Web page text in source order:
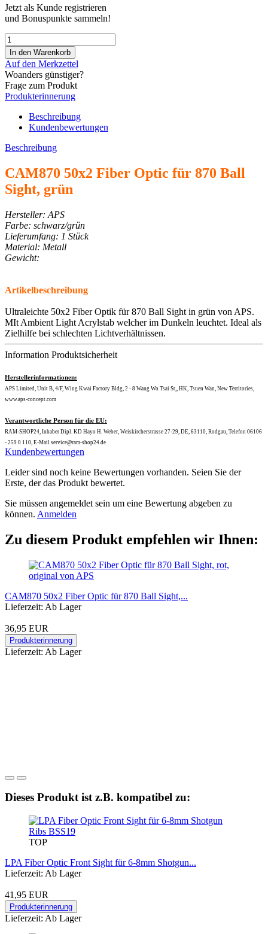
Jetzt als Kunde registrieren
und Bonuspunkte sammeln!
Auf den Merkzettel
Woanders günstiger?
Frage zum Produkt
Produkterinnerung
Beschreibung
Kundenbewertungen
Beschreibung
CAM870 50x2 Fiber Optic für 870 Ball
Sight, grün
Hersteller: APS
Farbe: schwarz/grün
Lieferumfang: 1 Stück
Material: Metall
Gewicht:
Artikelbeschreibung
Ultraleichte 50x2 Fiber Optik für 870 Ball Sight in grün von APS.
MIt Ambient Light Acrylstab welcher im Dunkeln leuchtet. Ideal als
Zielhilfe bei schlechten Lichtverhältnissen.
Information Produktsicherheit
Herstellerinformationen:
APS Limited, Unit B, 4/F, Wing Kwai Factory Bldg, 2 - 8 Wang Wo Tsai St,, HK, Tsuen Wan, New Territories,
www.aps-concept.com
Verantwortliche Person für die EU:
RAM-SHOP24, Inhaber Dipl. KD Hayo H. Weber, Weiskircherstrasse 27-29, DE, 63110, Rodgau, Telefon 06106
- 259 0 110, E-Mail service@ram-shop24.de
Kundenbewertungen
Leider sind noch keine Bewertungen vorhanden. Seien Sie der
Erste, der das Produkt bewertet.
Sie müssen angemeldet sein um eine Bewertung abgeben zu
können. Anmelden
Zu diesem Produkt empfehlen wir Ihnen:
CAM870 50x2 Fiber Optic für 870 Ball Sight,...
Lieferzeit: Ab Lager
36,95 EUR
Produkterinnerung
Lieferzeit: Ab Lager
Dieses Produkt ist z.B. kompatibel zu:
TOP
LPA Fiber Optic Front Sight für 6-8mm Shotgun...
Lieferzeit: Ab Lager
41,95 EUR
Produkterinnerung
Lieferzeit: Ab Lager